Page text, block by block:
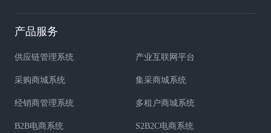
产品服务
供应链管理系统 产业互联网平台
采购商城系统 集采商城系统
经销商管理系统 多租户商城系统
B2B电商系统 S2B2C电商系统